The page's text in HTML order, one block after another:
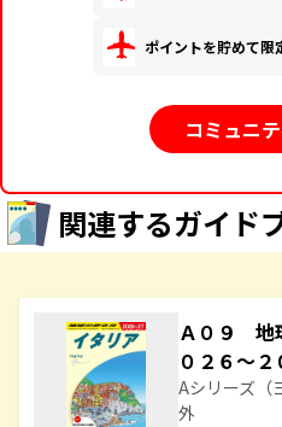
ポイントを貯めて限
コミュニ
関連するガイド
Ａ０９ 地
０２６～２
Aシリーズ（
外